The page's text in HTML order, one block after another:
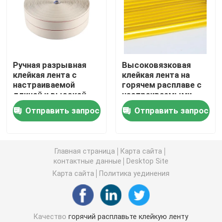
двойная, который встали на сторону лента пены
Клейкая лента отпуска простирания
Горячий расплавьте блоки
Двойная, который встали на сторону лента ткани
Flexographic плита устанавливая ленты
Клейкая лента для переноса
Съемная клейкая лента
Ручная разрывная
клейкая лента с
настраиваемой
длиной и высокой
температурной
стойкостью для
промышленного
Отправить запрос
Высоковязковая
клейкая лента на
горячем расплаве с
настраиваемыми
размерами для
устойчивости к
высоким
Отправить запрос
Главная страница
Карта сайта
контактные данные
Desktop Site
Карта сайта
Политика уединения
Качество горячий расплавьте клейкую ленту